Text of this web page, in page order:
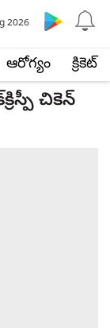
ఆరోగ్యం క్రికెట్
2026
చికెన్